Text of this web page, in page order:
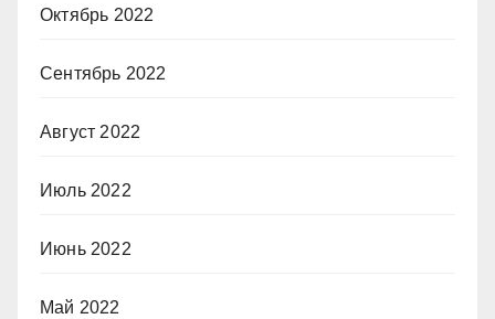
Октябрь 2022
Сентябрь 2022
Август 2022
Июль 2022
Июнь 2022
Май 2022